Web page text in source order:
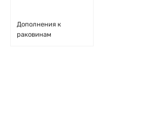
Дополнения к
раковинам